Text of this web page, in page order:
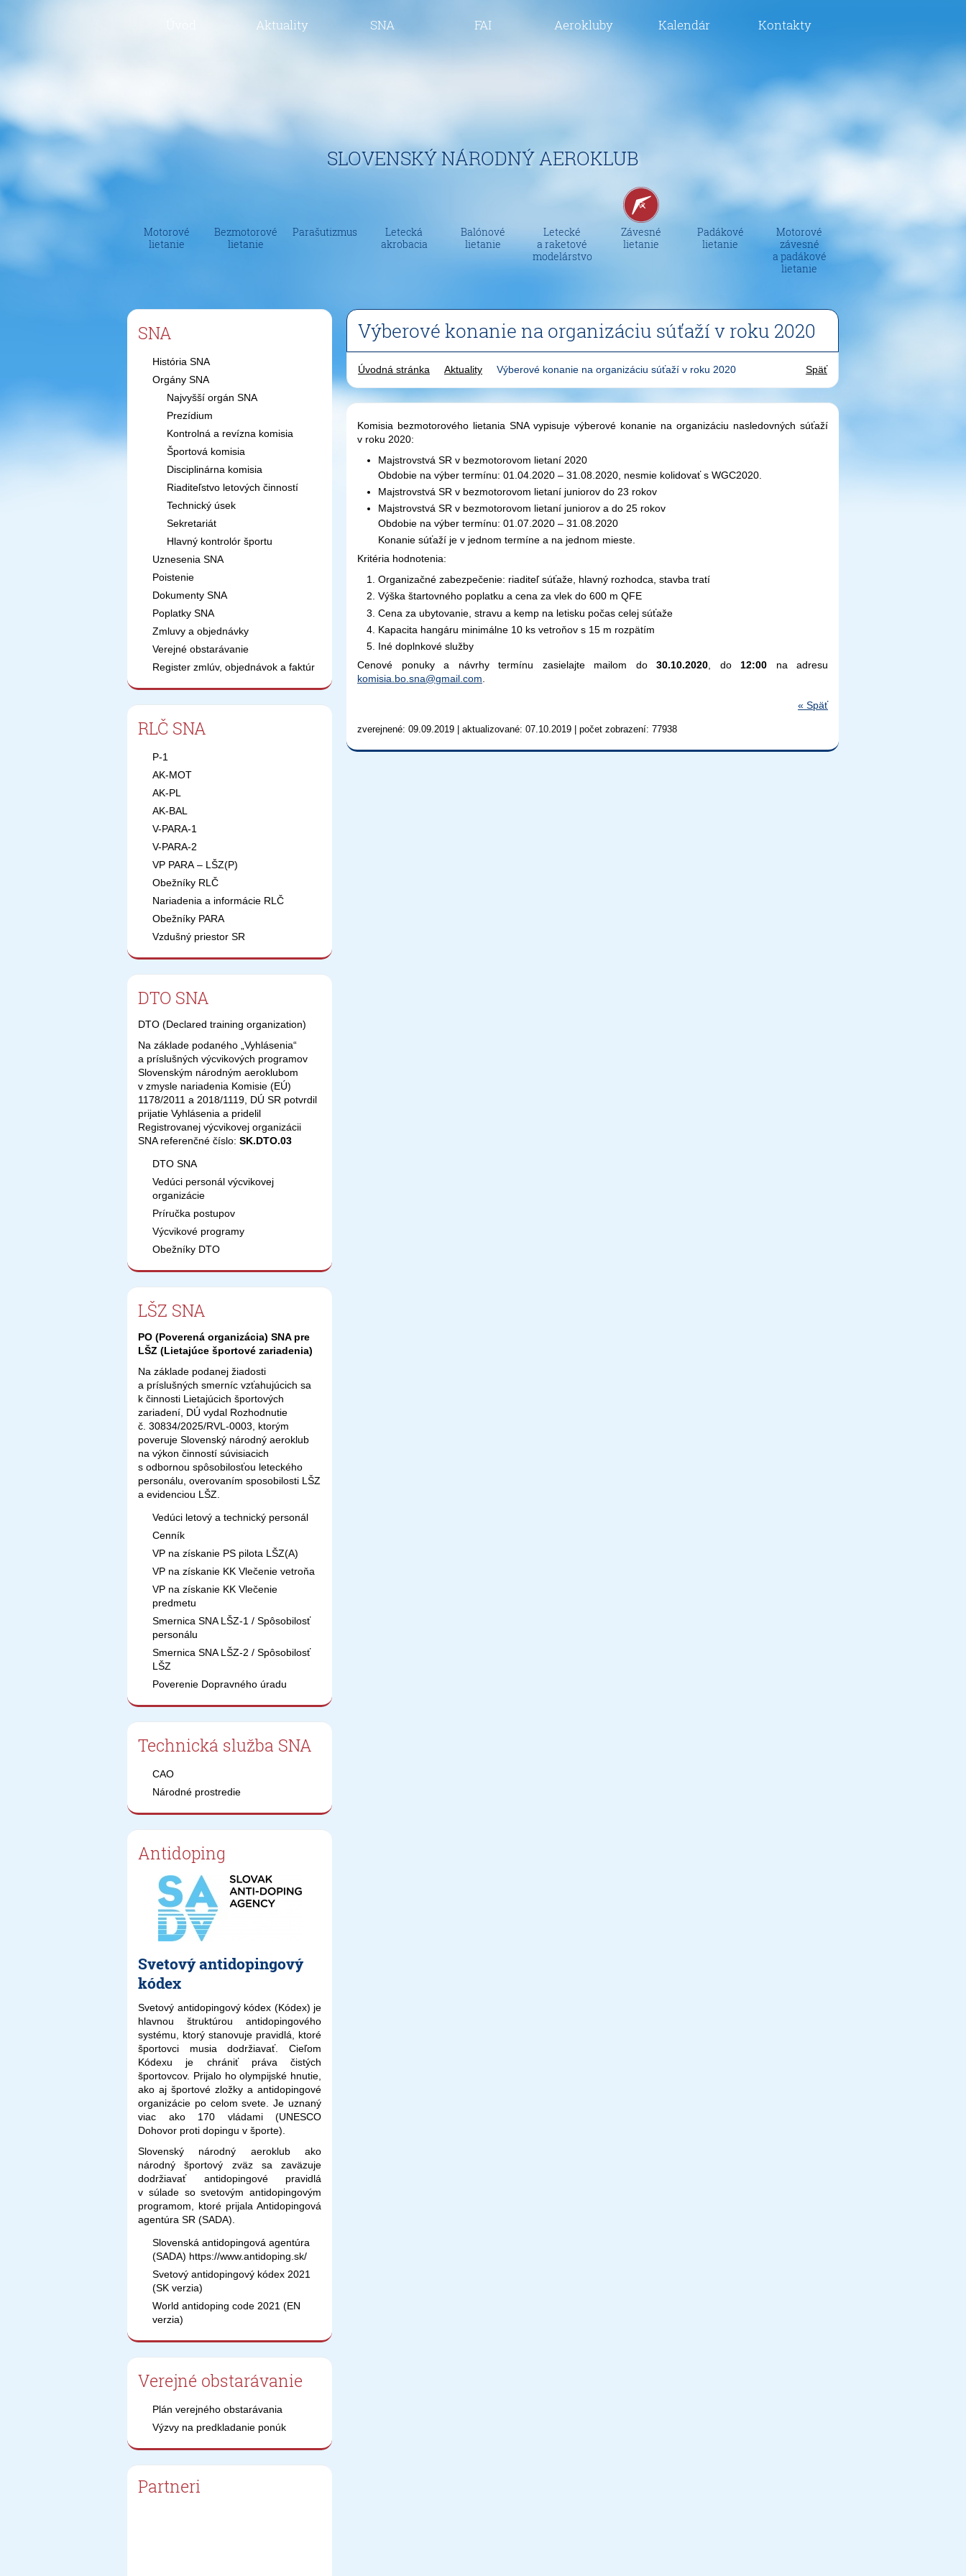
SLOVENSKÝ NÁRODNÝ AEROKLUB
Aktuality SNA FAI Aerokluby Kalendár Kontakty
Motorové
lietanie
Bezmotorové
lietanie
Parašutizmus
Letecká
akrobacia
Balónové
lietanie
Letecké
a raketové
modelárstvo
Závesné
lietanie
Padákové
lietanie
Motorové
závesné
a padákové
lietanie
SNA
História SNA
Orgány SNA
Najvyšší orgán SNA
Prezídium
Kontrolná a revízna komisia
Športová komisia
Disciplinárna komisia
Riaditeľstvo letových činností
Technický úsek
Sekretariát
Hlavný kontrolór športu
Uznesenia SNA
Poistenie
Dokumenty SNA
Poplatky SNA
Zmluvy a objednávky
Verejné obstarávanie
Register zmlúv, objednávok a faktúr
RLČ SNA
P-1
AK-MOT
AK-PL
AK-BAL
V-PARA-1
V-PARA-2
VP PARA – LŠZ(P)
Obežníky RLČ
Nariadenia a informácie RLČ
Obežníky PARA
Vzdušný priestor SR
DTO SNA
DTO (Declared training organization)
Na základe podaného „Vyhlásenia“
a príslušných výcvikových programov
Slovenským národným aeroklubom
v zmysle nariadenia Komisie (EÚ)
1178/2011 a 2018/1119, DÚ SR potvrdil
prijatie Vyhlásenia a pridelil
Registrovanej výcvikovej organizácii
SNA referenčné číslo: SK.DTO.03
DTO SNA
Vedúci personál výcvikovej
organizácie
Príručka postupov
Výcvikové programy
Obežníky DTO
LŠZ SNA
PO (Poverená organizácia) SNA pre
LŠZ (Lietajúce športové zariadenia)
Na základe podanej žiadosti
a príslušných smerníc vzťahujúcich sa
k činnosti Lietajúcich športových
zariadení, DÚ vydal Rozhodnutie
č. 30834/2025/RVL-0003, ktorým
poveruje Slovenský národný aeroklub
na výkon činností súvisiacich
s odbornou spôsobilosťou leteckého
personálu, overovaním sposobilosti LŠZ
a evidenciou LŠZ.
Vedúci letový a technický personál
Cenník
VP na získanie PS pilota LŠZ(A)
VP na získanie KK Vlečenie vetroňa
VP na získanie KK Vlečenie
predmetu
Smernica SNA LŠZ-1 / Spôsobilosť
personálu
Smernica SNA LŠZ-2 / Spôsobilosť
LŠZ
Poverenie Dopravného úradu
Technická služba SNA
CAO
Národné prostredie
Antidoping
Svetový antidopingový
kódex
Svetový antidopingový kódex (Kódex) je
hlavnou štruktúrou antidopingového
systému, ktorý stanovuje pravidlá, ktoré
športovci musia dodržiavať. Cieľom
Kódexu je chrániť práva čistých
športovcov. Prijalo ho olympijské hnutie,
ako aj športové zložky a antidopingové
organizácie po celom svete. Je uznaný
viac ako 170 vládami (UNESCO
Dohovor proti dopingu v športe).
Slovenský národný aeroklub ako
národný športový zväz sa zaväzuje
dodržiavať antidopingové pravidlá
v súlade so svetovým antidopingovým
programom, ktoré prijala Antidopingová
agentúra SR (SADA).
Slovenská antidopingová agentúra
(SADA) https://www.antidoping.sk/
Svetový antidopingový kódex 2021
(SK verzia)
World antidoping code 2021 (EN
verzia)
Verejné obstarávanie
Plán verejného obstarávania
Výzvy na predkladanie ponúk
Partneri
Výberové konanie na organizáciu súťaží v roku 2020
Späť
Úvodná stránka Aktuality Výberové konanie na organizáciu súťaží v roku 2020
Komisia bezmotorového lietania SNA vypisuje výberové konanie na organizáciu nasledovných súťaží
v roku 2020:
Majstrovstvá SR v bezmotorovom lietaní 2020
Obdobie na výber termínu: 01.04.2020 – 31.08.2020, nesmie kolidovať s WGC2020.
Majstrovstvá SR v bezmotorovom lietaní juniorov do 23 rokov
Majstrovstvá SR v bezmotorovom lietaní juniorov a do 25 rokov
Obdobie na výber termínu: 01.07.2020 – 31.08.2020
Konanie súťaží je v jednom termíne a na jednom mieste.
Kritéria hodnotenia:
Organizačné zabezpečenie: riaditeľ súťaže, hlavný rozhodca, stavba tratí
Výška štartovného poplatku a cena za vlek do 600 m QFE
Cena za ubytovanie, stravu a kemp na letisku počas celej súťaže
Kapacita hangáru minimálne 10 ks vetroňov s 15 m rozpätím
Iné doplnkové služby
Cenové ponuky a návrhy termínu zasielajte mailom do 30.10.2020, do 12:00 na adresu
komisia.bo.sna@gmail.com.
« Späť
zverejnené: 09.09.2019 | aktualizované: 07.10.2019 | počet zobrazení: 77938